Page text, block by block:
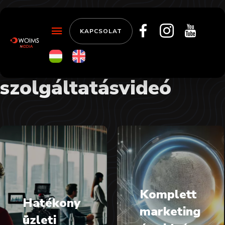
KAPCSOLAT
szolgáltatásvideó
Hatékony
üzleti
Komplett
marketing